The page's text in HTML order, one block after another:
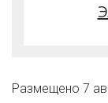
Размещено 7